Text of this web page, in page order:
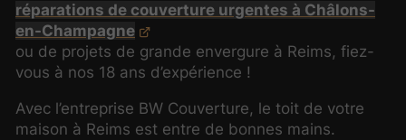
réparations de couverture urgentes à Châlons-
en-Champagne
ou de projets de grande envergure à Reims, fiez-
vous à nos 18 ans d’expérience !
Avec l’entreprise BW Couverture, le toit de votre
maison à Reims est entre de bonnes mains.